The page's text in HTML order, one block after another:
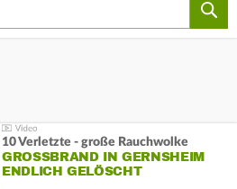
10 Verletzte - große Rauchwolke
GROSSBRAND IN GERNSHEIM E
NDLICH GELÖSCHT